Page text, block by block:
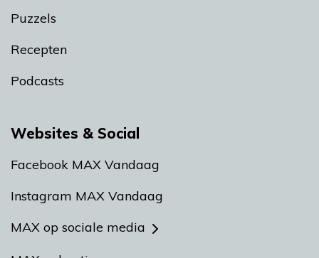
Puzzels
Recepten
Podcasts
Websites & Social
Facebook MAX Vandaag
Instagram MAX Vandaag
MAX op sociale media